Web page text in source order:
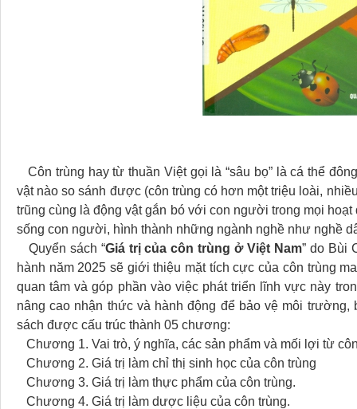
Côn trùng hay từ thuần Việt gọi là “sâu bọ” là cá thể
vật nào so sánh được (côn trùng có hơn một triệu loài,
trũng cùng là động vật gắn bó với con người trong mọi
sống con người, hình thành những ngành nghề như nghề
Quyển sách “Giá trị của côn trùng ở Việt Nam” do Bùi
hành năm 2025 sẽ giới thiệu mặt tích cực của côn trùng
quan tâm và góp phần vào việc phát triển lĩnh vực này
nâng cao nhận thức và hành động để bảo vệ môi
sách được cấu trúc thành 05 chương:
Chương 1. Vai trò, ý nghĩa, các sản phẩm và mối lợi từ
Chương 2. Giá trị làm chỉ thị sinh học của côn trùng
Chương 3. Giá trị làm thực phẩm của côn trùng.
Chương 4. Giá trị làm dược liệu của côn trùng.